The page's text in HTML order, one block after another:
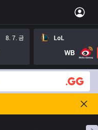
8. 7. 금
LoL
WB